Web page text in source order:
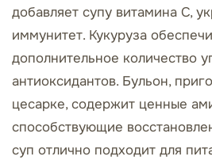
добавляет супу витамина C,
иммунитет. Кукуруза
дополнительное количество
антиоксидантов. Бульон,
цесарке, содержит ценные
способствующие
суп отлично подходит для